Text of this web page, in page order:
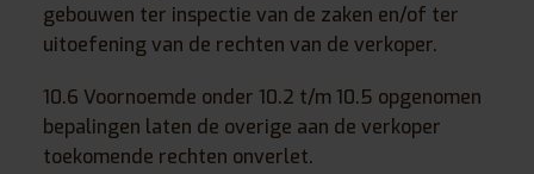
gebouwen ter inspectie van de zaken en/of ter
uitoefening van de rechten van de verkoper.
10.6 Voornoemde onder 10.2 t/m 10.5 opgenomen
bepalingen laten de overige aan de verkoper
toekomende rechten onverlet.